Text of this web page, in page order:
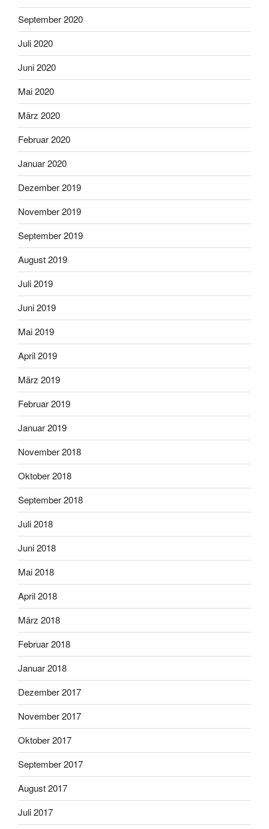
September 2020
Juli 2020
Juni 2020
Mai 2020
März 2020
Februar 2020
Januar 2020
Dezember 2019
November 2019
September 2019
August 2019
Juli 2019
Juni 2019
Mai 2019
April 2019
März 2019
Februar 2019
Januar 2019
November 2018
Oktober 2018
September 2018
Juli 2018
Juni 2018
Mai 2018
April 2018
März 2018
Februar 2018
Januar 2018
Dezember 2017
November 2017
Oktober 2017
September 2017
August 2017
Juli 2017